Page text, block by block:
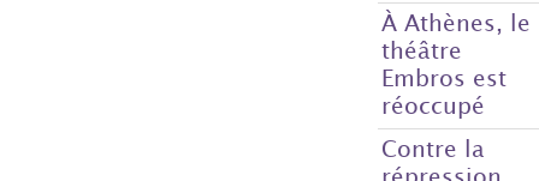
À Athènes, le
théâtre
Embros est
réoccupé
Contre la
répression